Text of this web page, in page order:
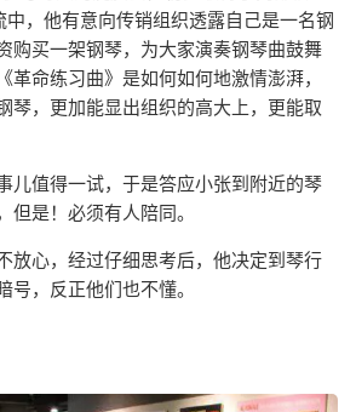
中，他有意向传销组织透露自己是一名钢
购买一架钢琴，为大家演奏钢琴曲鼓舞
革命练习曲》是如何如何地激情澎湃，
琴，更加能显出组织的高大上，更能取
儿值得一试，于是答应小张到附近的琴
是！必须有人陪同。
放心，经过仔细思考后，他决定到琴行
，反正他们也不懂。